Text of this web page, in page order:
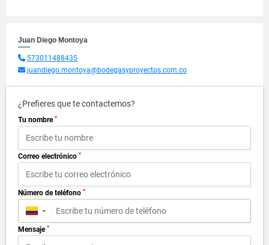
Juan Diego Montoya
573011488435
juandiego.montoya@bodegasyproyectos.com.co
¿Prefieres que te contactemos?
Tu nombre *
Correo electrónico *
Número de teléfono *
▼
Mensaje *